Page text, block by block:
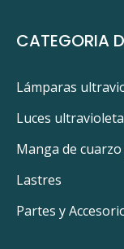
CATEGORIA
Lámparas
Luces
Manga de cuarzo
Lastres
Partes y